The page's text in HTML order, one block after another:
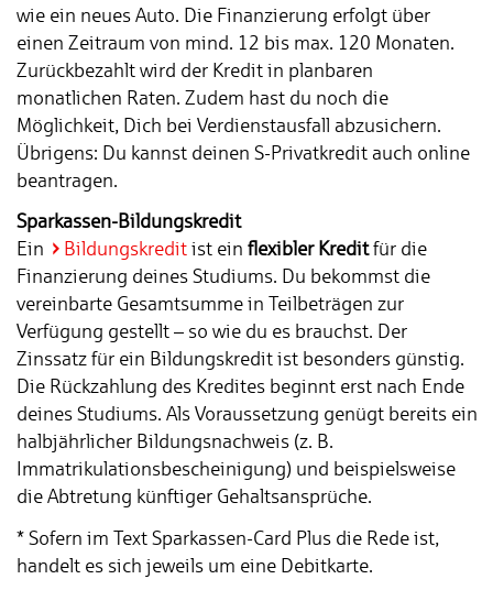
wie ein neues Auto. Die Finanzierung erfolgt über
einen Zeitraum von mind. 12 bis max. 120 Monaten.
Zurückbezahlt wird der Kredit in planbaren
monatlichen Raten. Zudem hast du noch die
Möglichkeit, Dich bei Verdienstausfall abzusichern.
Übrigens: Du kannst deinen S-Privatkredit auch online
beantragen.
Sparkassen-Bildungskredit
Ein
Bildungskreditist ein flexibler Kreditfür die
Finanzierung deines Studiums. Du bekommst die
vereinbarte Gesamtsumme in Teilbeträgen zur
Verfügung gestellt – so wie du es brauchst. Der
Zinssatz für ein Bildungskredit ist besonders günstig.
Die Rückzahlung des Kredites beginnt erst nach Ende
deines Studiums. Als Voraussetzung genügt bereits ein
halbjährlicher Bildungsnachweis (z. B.
Immatrikulationsbescheinigung) und beispielsweise
die Abtretung künftiger Gehaltsansprüche.
* Sofern im Text Sparkassen-Card Plus die Rede ist,
handelt es sich jeweils um eine Debitkarte.